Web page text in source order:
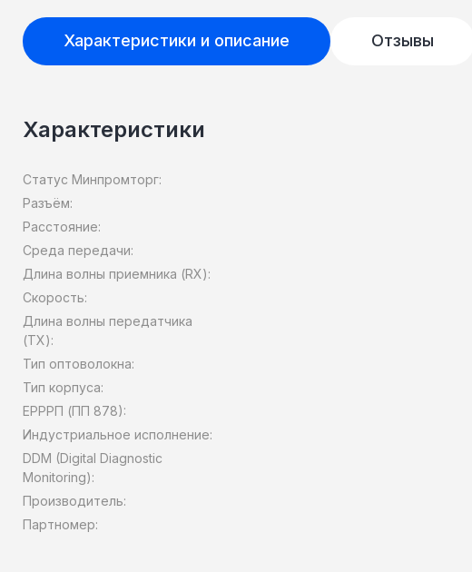
Характеристики и описание Отзывы
Характеристики
Статус Минпромторг:
Разъём:
Расстояние:
Среда передачи:
Длина волны приемника (RX):
Скорость:
Длина волны передатчика
(TX):
Тип оптоволокна:
Тип корпуса:
ЕРРРП (ПП 878):
Индустриальное исполнение:
DDM (Digital Diagnostic
Monitoring):
Производитель:
Партномер: